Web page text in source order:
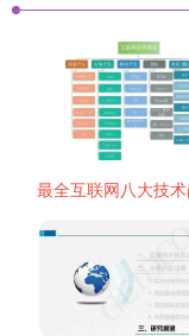
最全互联网八大技